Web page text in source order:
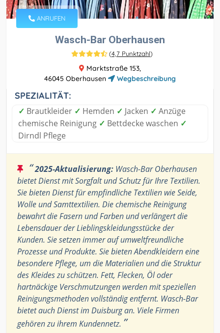
ANRUFEN
Wasch-Bar Oberhausen
(4,7 Punktzahl)
Marktstraße 153,
46045 Oberhausen
Wegbeschreibung
SPEZIALITÄT:
✓ Brautkleider ✓ Hemden ✓ Jacken ✓ Anzüge
chemische Reinigung ✓ Bettdecke waschen ✓
Dirndl Pflege
“2025-Aktualisierung: Wasch-Bar Oberhausen
bietet Dienst mit Sorgfalt und Schutz für Ihre Textilien.
Sie bieten Dienst für empfindliche Textilien wie Seide,
Wolle und Samttextilien. Die chemische Reinigung
bewahrt die Fasern und Farben und verlängert die
Lebensdauer der Lieblingskleidungsstücke der
Kunden. Sie setzen immer auf umweltfreundliche
Prozesse und Produkte. Sie bieten Abendkleidern eine
besondere Pflege, um die Materialien und die Struktur
des Kleides zu schützen. Fett, Flecken, Öl oder
hartnäckige Verschmutzungen werden mit speziellen
Reinigungsmethoden vollständig entfernt. Wasch-Bar
bietet auch Dienst im Duisburg an. Viele Firmen
gehören zu ihrem Kundennetz. ”